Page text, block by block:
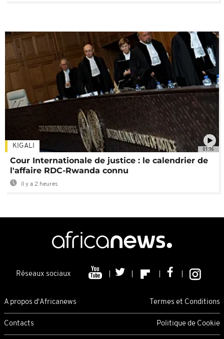
01:16
KIGALI
Cour Internationale de justice : le calendrier de
l'affaire RDC-Rwanda connu
Il y a 2 heures
Réseaux sociaux
A propos d'Africanews Termes et Conditions
Contacts Politique de Cookie